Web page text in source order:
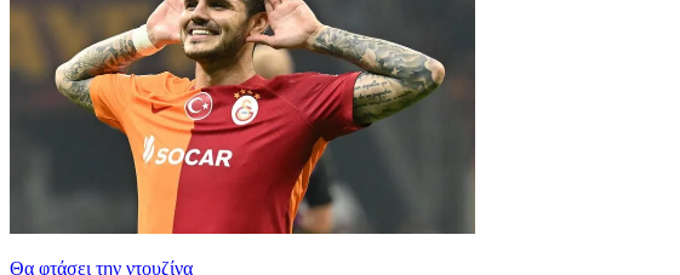
Θα φτάσει την ντουζίνα